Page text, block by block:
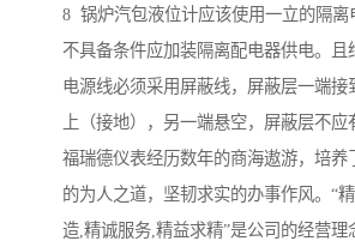
8 锅炉汽包液位计应该使用一立的隔离
不具备条件应加装隔离配电器供电。且
电源线必须采用屏蔽线，屏蔽层一端接
上（接地），另一端悬空，屏蔽层不应
福瑞德仪表经历数年的商海遨游，培养
的为人之道，坚韧求实的办事作风。“
造,精诚服务,精益求精”是公司的经营理